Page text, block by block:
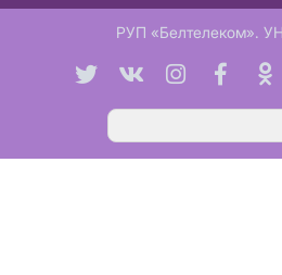
РУП «Белтелеком».
Поиск